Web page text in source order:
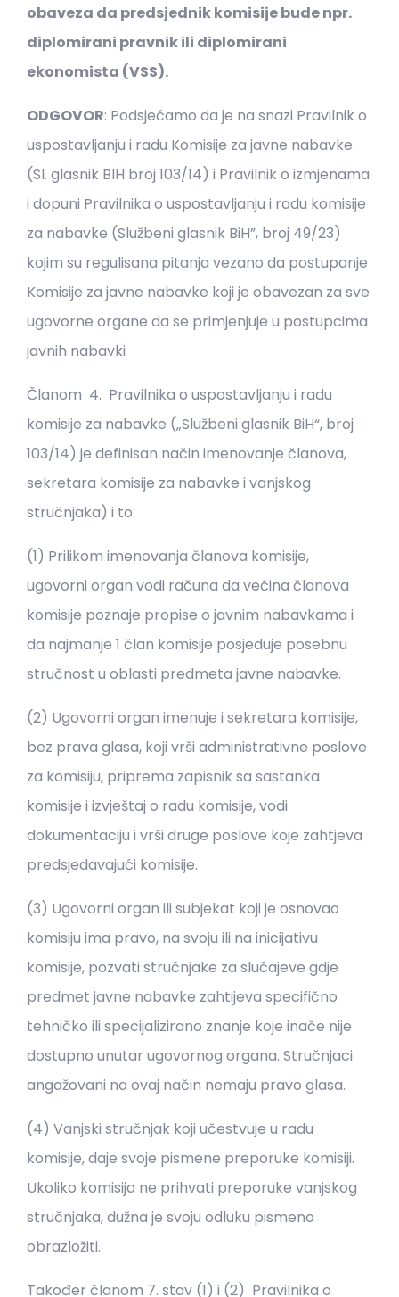
obaveza da predsjednik komisije bude npr.
diplomirani pravnik ili diplomirani
ekonomista (VSS).
ODGOVOR: Podsjećamo da je na snazi Pravilnik o
uspostavljanju i radu Komisije za javne nabavke
(Sl. glasnik BIH broj 103/14) i Pravilnik o izmjenama
i dopuni Pravilnika o uspostavljanju i radu komisije
za nabavke (Službeni glasnik BiH”, broj 49/23)
kojim su regulisana pitanja vezano da postupanje
Komisije za javne nabavke koji je obavezan za sve
ugovorne organe da se primjenjuje u postupcima
javnih nabavki
Članom 4. Pravilnika o uspostavljanju i radu
komisije za nabavke („Službeni glasnik BiH“, broj
103/14) je definisan način imenovanje članova,
sekretara komisije za nabavke i vanjskog
stručnjaka) i to:
(1) Prilikom imenovanja članova komisije,
ugovorni organ vodi računa da većina članova
komisije poznaje propise o javnim nabavkama i
da najmanje 1 član komisije posjeduje posebnu
stručnost u oblasti predmeta javne nabavke.
(2) Ugovorni organ imenuje i sekretara komisije,
bez prava glasa, koji vrši administrativne poslove
za komisiju, priprema zapisnik sa sastanka
komisije i izvještaj o radu komisije, vodi
dokumentaciju i vrši druge poslove koje zahtjeva
predsjedavajući komisije.
(3) Ugovorni organ ili subjekat koji je osnovao
komisiju ima pravo, na svoju ili na inicijativu
komisije, pozvati stručnjake za slučajeve gdje
predmet javne nabavke zahtijeva specifično
tehničko ili specijalizirano znanje koje inače nije
dostupno unutar ugovornog organa. Stručnjaci
angažovani na ovaj način nemaju pravo glasa.
(4) Vanjski stručnjak koji učestvuje u radu
komisije, daje svoje pismene preporuke komisiji.
Ukoliko komisija ne prihvati preporuke vanjskog
stručnjaka, dužna je svoju odluku pismeno
obrazložiti.
Također članom 7. stav (1) i (2) Pravilnika o